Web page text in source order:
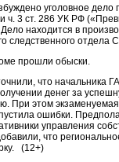
уголовное дело
ч. 3 ст. 286 УК РФ
находится в
следственного отдела
прошли обыски.
что начальника
денег за
При этом
ошибки.
управления
что
(12+)